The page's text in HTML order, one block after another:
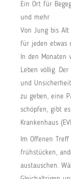
Ein Ort für
und mehr
Von Jung bis
für jeden etwas
In den Monaten
Leben völlig.
und
zu geben, eine
schöpfen, gibt
Krankenhaus
Im Offenen
frühstücken,
austauschen.